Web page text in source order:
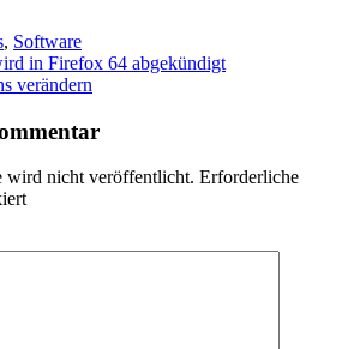
, Software
in Firefox 64 abgekündigt
verändern
wird nicht veröffentlicht. Erforderliche